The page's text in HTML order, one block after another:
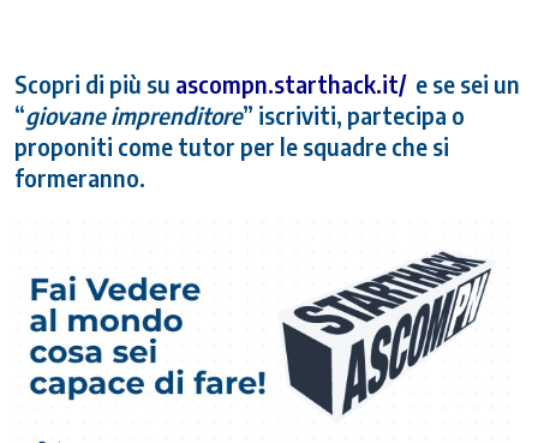
Scopri di più su ascompn.starthack.it/ e se sei un
“giovane imprenditore” iscriviti, partecipa o
proponiti come tutor per le squadre che si
formeranno.